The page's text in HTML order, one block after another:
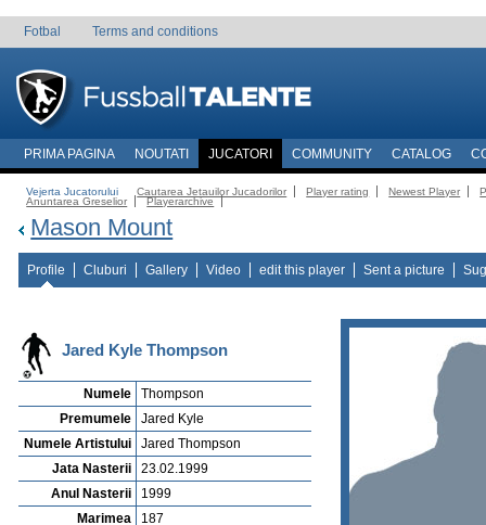
Fotbal Terms and conditions
PRIMA PAGINA NOUTATI JUCATORI COMMUNITY CATALOG
Vejerta Jucatorului Cautarea Jetauilor Jucadorilor Player rating Newest Player
Anuntarea Greselior
Playerarchive
Mason Mount
Profile Cluburi Gallery Video edit this player Sent a picture
Jared Kyle Thompson
Numele
Thompson
Premumele
Jared Kyle
Numele Artistului
Jared Thompson
Jata Nasterii
23.02.1999
Anul Nasterii
1999
Marimea
187